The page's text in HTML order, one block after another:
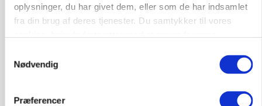
oplysninger, du har givet dem, eller som de har indsamlet
fra din brug af deres tjenester. Du samtykker til vores
Nødvendig
Præferencer
Annonce